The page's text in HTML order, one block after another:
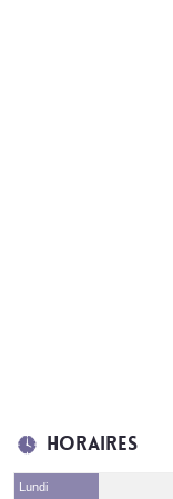
Horaires
Lundi